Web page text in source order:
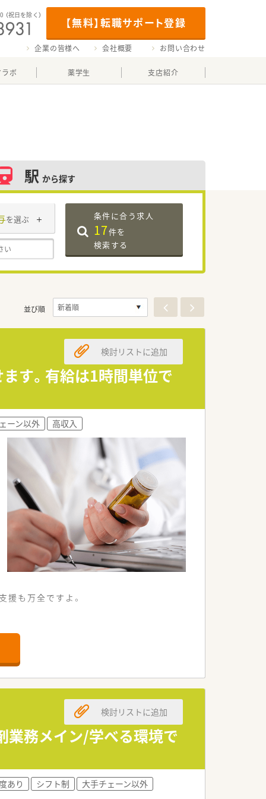
【無料】転職サポート登録
（祝日を除く）
企業の皆様へ 会社概要 お問い合わせ
ボ 薬学生 支店紹介
駅 から探す
を選ぶ 条件に合う求人
17件を
検索する
並び順
す。有給は1時間単位で
検討リストに追加
ーン以外 高収入
も万全ですよ。
おります。
た。
す。
業務メイン/学べる環境で
検討リストに追加
あり シフト制 大手チェーン以外